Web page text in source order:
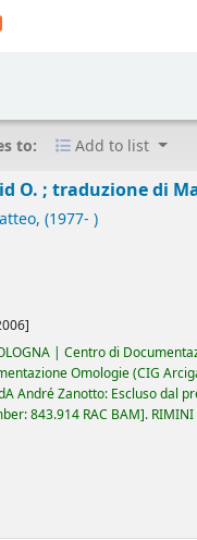
to: Add to list
O. ; traduzione di
, (1977- )
| Centro di
Omologie (CIG
André Zanotto: Escluso dal
843.914 RAC BAM .